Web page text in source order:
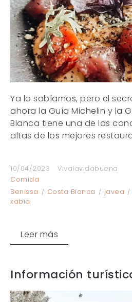
Ya lo sabíamos, pero el
ahora la Guía Michelin y la
Blanca tiene una de las
altas de los mejores
10/04/2023
Vivalavidabuena
Comida
Benissa
Costa Blanca javea
xabia
Leer más
Información